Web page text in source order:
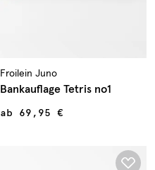
Froilein Juno
Bankauflage Tetris no1
ab 69,95 €